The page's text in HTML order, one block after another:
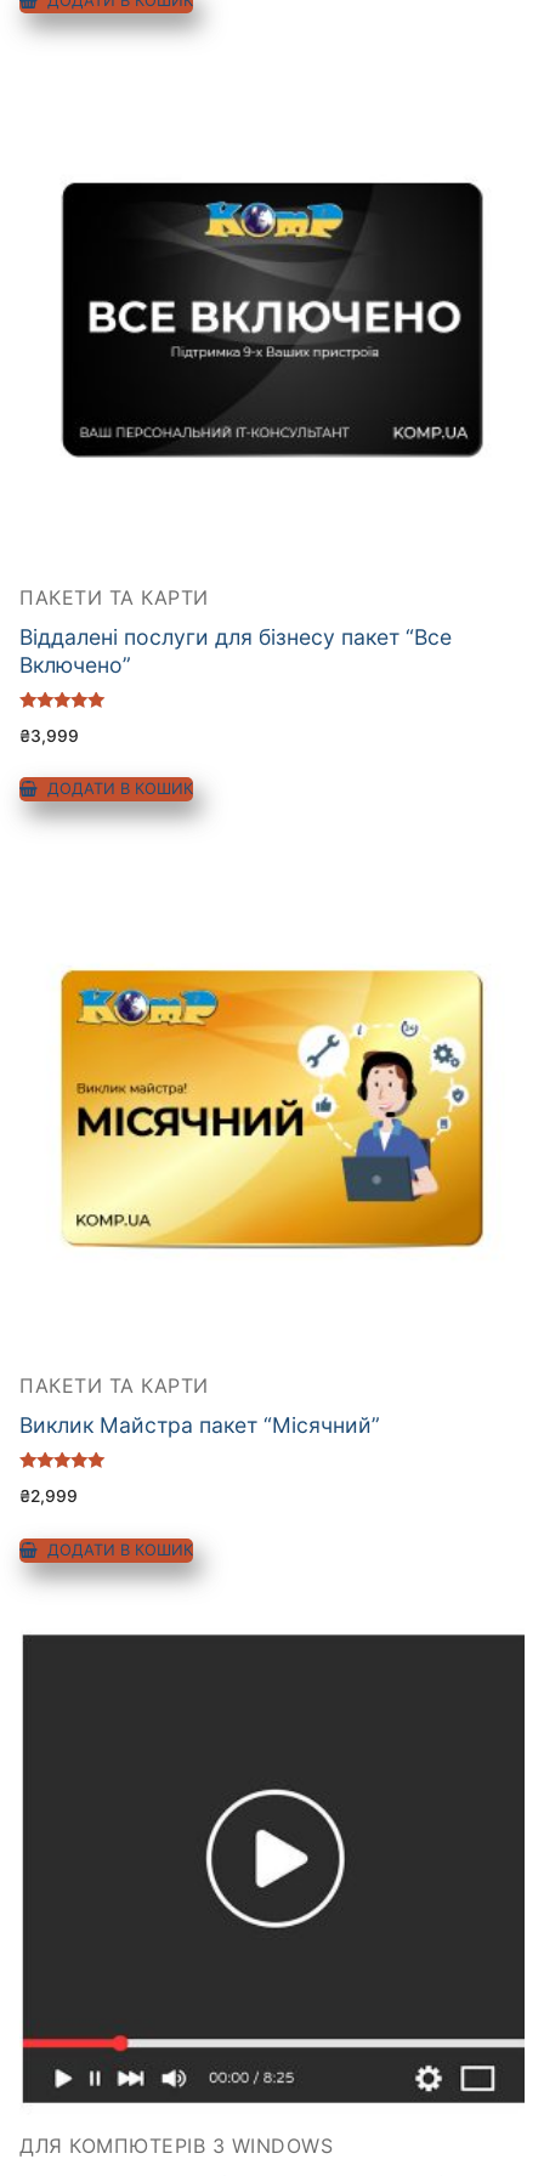
ПАКЕТИ ТА КАРТИ
Віддалені послуги для бізнесу пакет “Все
Включено”
5.00
₴3,999
ДОДАТИ В КОШИК
ПАКЕТИ ТА КАРТИ
Виклик Майстра пакет “Місячний”
5.00
₴2,999
ДОДАТИ В КОШИК
ДЛЯ КОМПЮТЕРІВ З WINDOWS